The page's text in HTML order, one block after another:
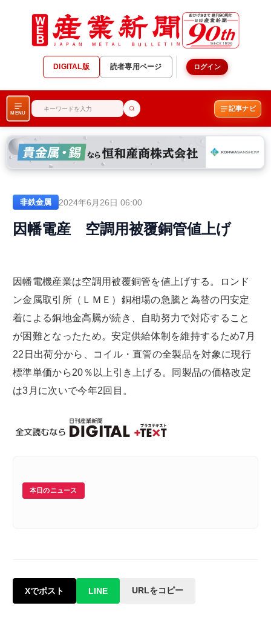
DIGITAL版 読者専用ページ ログイン
MENU
記事ナビ
非鉄金属 2024年6月26日 06:00
因幡電産 空調用被覆銅管値上げ
因幡電機産業は空調用被覆銅管を値上げする。ロンド
ン金属取引所（ＬＭＥ）銅相場の急騰と為替の円安定
着による銅地金高騰が続き、自助努力で対応すること
が困難となったため。安定供給体制を維持するため7月
22日出荷分から、コイル・直管の全製品を対象に現行
標準単価から20％以上引き上げる。同製品の価格改定
は3月に次いで今年2回目。
本日のニュース
Xでポスト LINE URLをコピー